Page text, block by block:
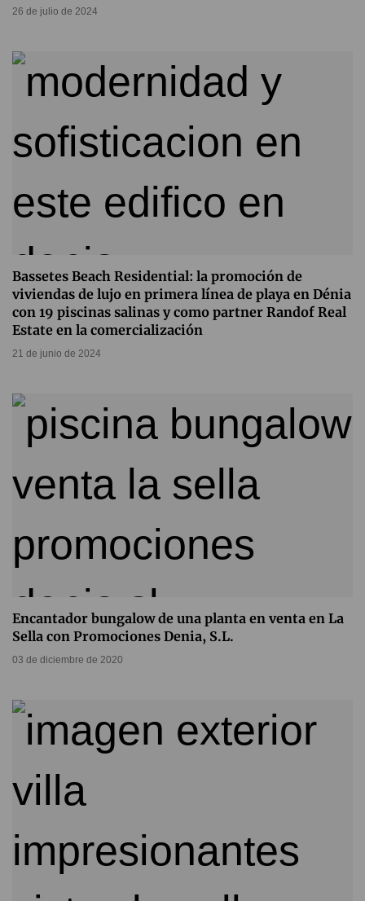
26 de julio de 2024
Bassetes Beach Residential: la promoción de
viviendas de lujo en primera línea de playa en Dénia
con 19 piscinas salinas y como partner Randof Real
Estate en la comercialización
21 de junio de 2024
Encantador bungalow de una planta en venta en La
Sella con Promociones Denia, S.L.
03 de diciembre de 2020